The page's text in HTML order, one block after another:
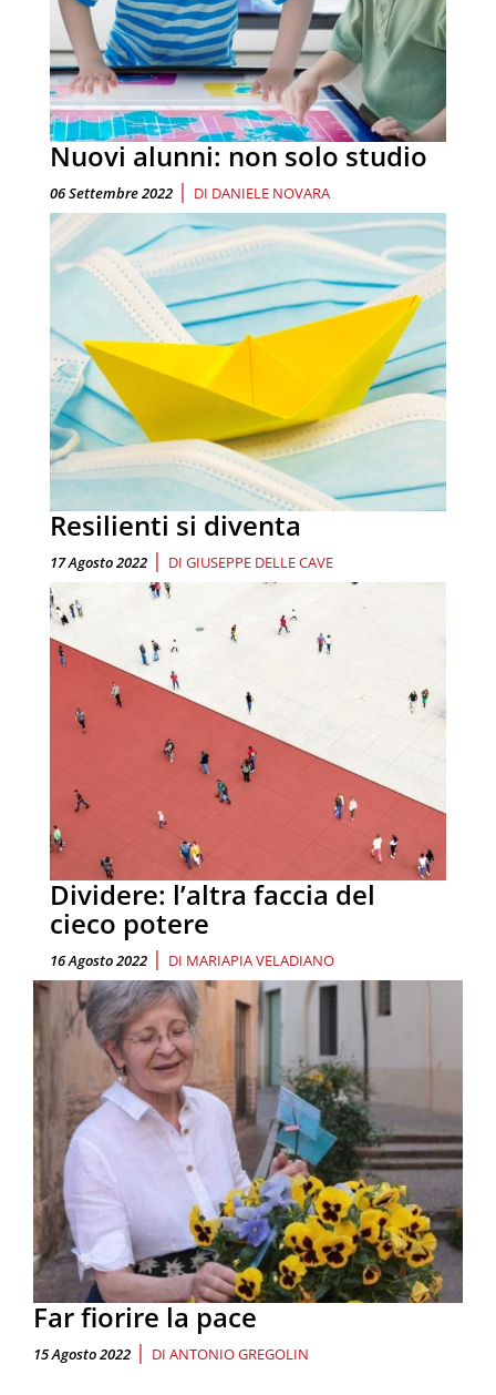
Nuovi alunni: non solo studio
06 Settembre 2022 | DI DANIELE NOVARA
Resilienti si diventa
17 Agosto 2022 | DI GIUSEPPE DELLE CAVE
Dividere: l’altra faccia del
cieco potere
16 Agosto 2022 | DI MARIAPIA VELADIANO
Far fiorire la pace
15 Agosto 2022 | DI ANTONIO GREGOLIN